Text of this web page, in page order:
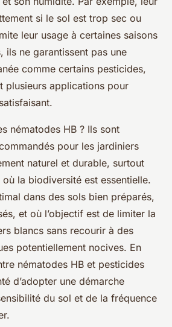
si le sol est trop sec ou
leur usage à certaines saisons
ils ne garantissent pas une
comme certains pesticides,
plusieurs applications pour
nématodes HB ? Ils sont
pour les jardiniers
naturel et durable, surtout
la biodiversité est essentielle.
dans des sols bien préparés,
et où l’objectif est de limiter la
blancs sans recourir à des
potentiellement nocives. En
nématodes HB et pesticides
d’adopter une démarche
du sol et de la fréquence